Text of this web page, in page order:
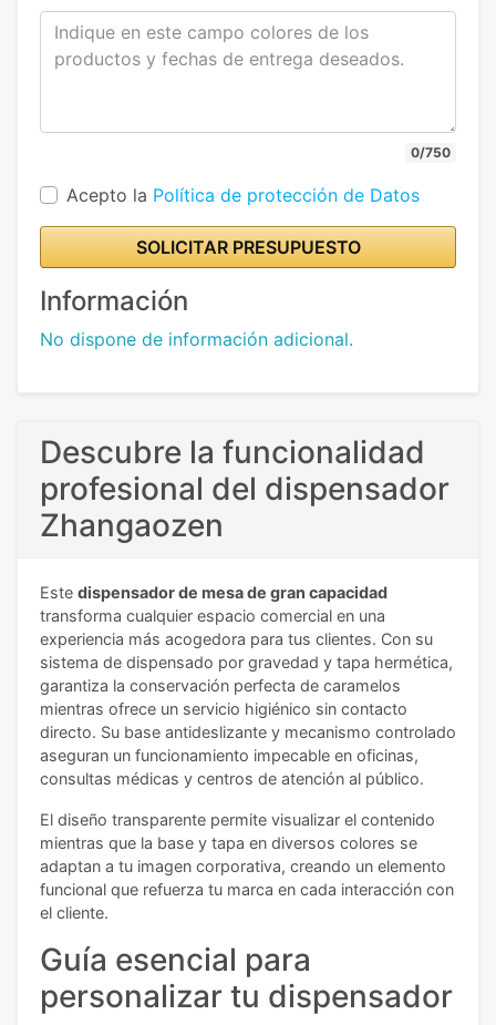
0/750
Acepto la Política de protección de Datos
SOLICITAR PRESUPUESTO
Información
No dispone de información adicional.
Descubre la funcionalidad
profesional del dispensador
Zhangaozen
Este dispensador de mesa de gran capacidad
transforma cualquier espacio comercial en una
experiencia más acogedora para tus clientes. Con su
sistema de dispensado por gravedad y tapa hermética,
garantiza la conservación perfecta de caramelos
mientras ofrece un servicio higiénico sin contacto
directo. Su base antideslizante y mecanismo controlado
aseguran un funcionamiento impecable en oficinas,
consultas médicas y centros de atención al público.
El diseño transparente permite visualizar el contenido
mientras que la base y tapa en diversos colores se
adaptan a tu imagen corporativa, creando un elemento
funcional que refuerza tu marca en cada interacción con
el cliente.
Guía esencial para
personalizar tu dispensador